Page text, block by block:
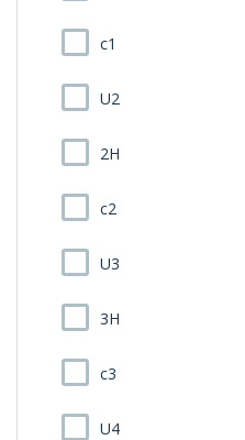
c1
U2
2H
c2
U3
3H
c3
U4